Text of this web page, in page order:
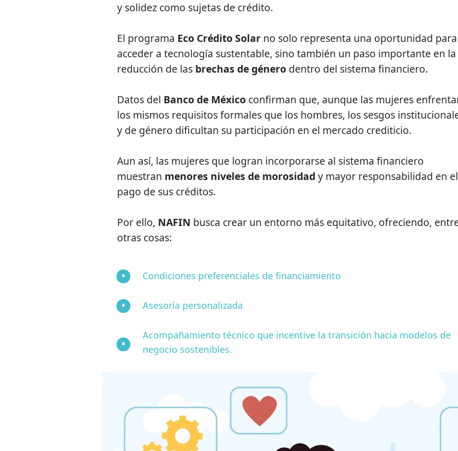
y solidez como sujetas de crédito.
El programa Eco Crédito Solar no solo representa una oportunidad para
acceder a tecnología sustentable, sino también un paso importante en la
reducción de las brechas de género dentro del sistema financiero.
Datos del Banco de México confirman que, aunque las mujeres
los mismos requisitos formales que los hombres, los sesgos
y de género dificultan su participación en el mercado crediticio.
Aun así, las mujeres que logran incorporarse al sistema financiero
muestran menores niveles de morosidad y mayor responsabilidad en el
pago de sus créditos.
Por ello, NAFIN busca crear un entorno más equitativo, ofreciendo,
otras cosas:
Condiciones preferenciales de financiamiento
Asesoría personalizada
Acompañamiento técnico que incentive la transición hacia modelos de
negocio sostenibles.